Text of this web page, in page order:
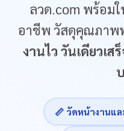
ลวด.com พร้อม
อาชีพ วัสดุคุณภาพ
งานไว วันเดียวเ
📏 วัดหน้างานแล